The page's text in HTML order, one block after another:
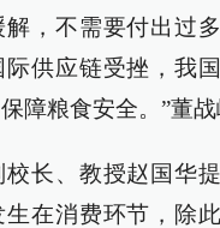
，不需要付出过
供应链受挫，我
障粮食安全。”董战
长、教授赵国华
在消费环节，除